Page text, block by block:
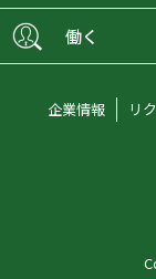
ショッ
会員募
グラビ
オンラ
働く
アルバ
企業情報 リ